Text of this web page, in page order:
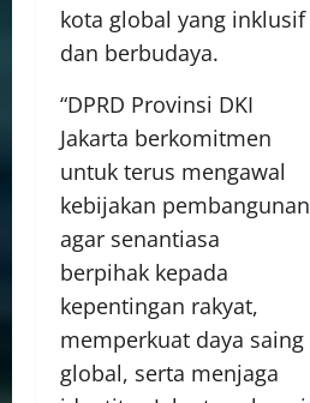
kota global yang inklusif
dan berbudaya.
“DPRD Provinsi DKI
Jakarta berkomitmen
untuk terus mengawal
kebijakan pembangunan
agar senantiasa
berpihak kepada
kepentingan rakyat,
memperkuat daya saing
global, serta menjaga